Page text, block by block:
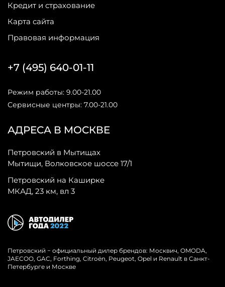
Кредит и страхование
Карта сайта
Правовая информация
АДРЕСА В МОСКВЕ
Петровский в Мытищах
Мытищи, Волковское шоссе 17/1
Петровский на Каширке
МКАД, 23 км, вл 3
+7 (495) 640-01-11
Режим работы: 9.00-21.00
Сервисные центры: 7.00-21.00
Петровский − официальный дилер брендов: Москвич, OMODA,
JAECOO, GAC, Forthing, Citroёn, Peugeot, Opel и Renault в Санкт-
Петербурге и Москве